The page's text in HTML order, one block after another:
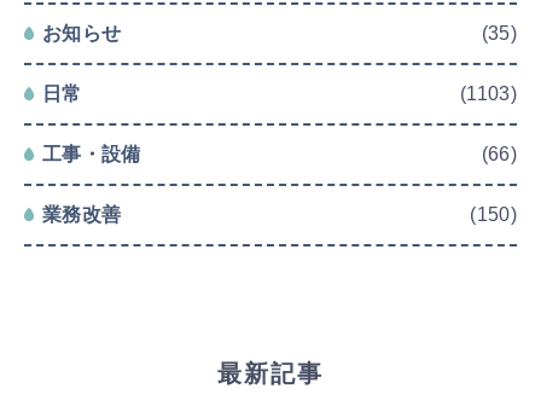
お知らせ (35)
日常 (1103)
工事・設備 (66)
業務改善 (150)
最新記事